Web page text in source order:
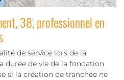
38, professionnel en
de service lors de la
durée de vie de la fondation
si la création de tranchée ne